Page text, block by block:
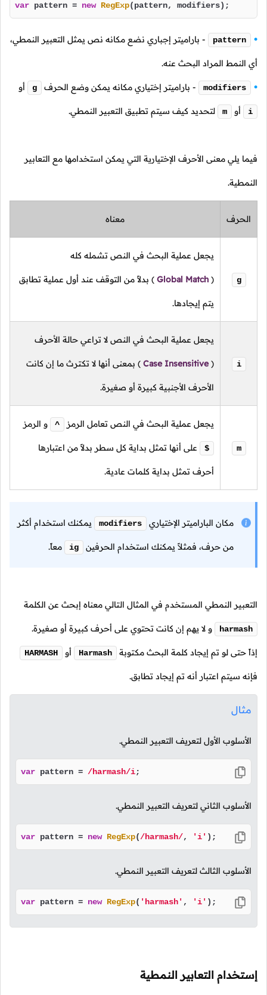
var pattern = new RegExp(pattern, modifiers);
pattern - باراميتر إجباري نضع مكانه نص يمثل التعبير النمطي،
أي النمط المراد البحث عنه.
modifiers - باراميتر إختياري مكانه يمكن وضع الحرف g أو
i أو m لتحديد كيف سيتم تطبيق التعبير النمطي.
فيما يلي معنى الأحرف الإختيارية التي يمكن استخدامها مع التعابير
النمطية.
الحرف معناه
g
يجعل عملية البحث في النص تشمله كله
(
Global Match
) بدلاً من التوقف عند أول عملية تطابق
يتم إيجادها.
i
يجعل عملية البحث في النص لا تراعي حالة الأحرف
(
Case Insensitive
) بمعنى أنها لا تكترث ما إن كانت
الأحرف الأجنبية كبيرة أو صغيرة.
m
يجعل عملية البحث في النص تعامل الرمز ^ و الرمز
$ على أنها تمثل بداية كل سطر بدلاً من اعتبارها
أحرف تمثل بداية كلمات عادية.
مكان الباراميتر الإختياري modifiers يمكنك استخدام أكثر
من حرف، فمثلاً يمكنك استخدام الحرفين ig معاً.
التعبير النمطي المستخدم في المثال التالي معناه إبحث عن الكلمة
harmash و لا يهم إن كانت تحتوي على أحرف كبيرة أو صغيرة.
إذاً حتى لو تم إيجاد كلمة البحث مكتوبة Harmash أو HARMASH
فإنه سيتم اعتبار أنه تم إيجاد تطابق.
مثال
الأسلوب الأول لتعريف التعبير النمطي.
var pattern = /harmash/i;
الأسلوب الثاني لتعريف التعبير النمطي.
var pattern = new RegExp(/harmash/, 'i' );
الأسلوب الثالث لتعريف التعبير النمطي.
var pattern = new RegExp( 'harmash' , 'i' );
إستخدام التعابير النمطية